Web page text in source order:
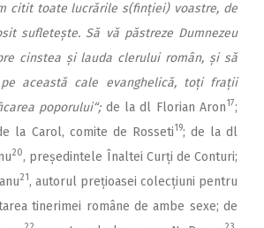
citit toate lucrările s(finției) voastre, de
sufletește. Să vă păstreze Dumnezeu
cinstea și lauda clerului român, și să
această cale evanghelică, toți frații
poporului“; de la dl Florian Aron17;
la Carol, comite de Rosseti19; de la dl
20, președintele Înaltei Curți de Conturi;
21 , autorul prețioasei colecțiuni pentru
tinerimei române de ambe sexe; de